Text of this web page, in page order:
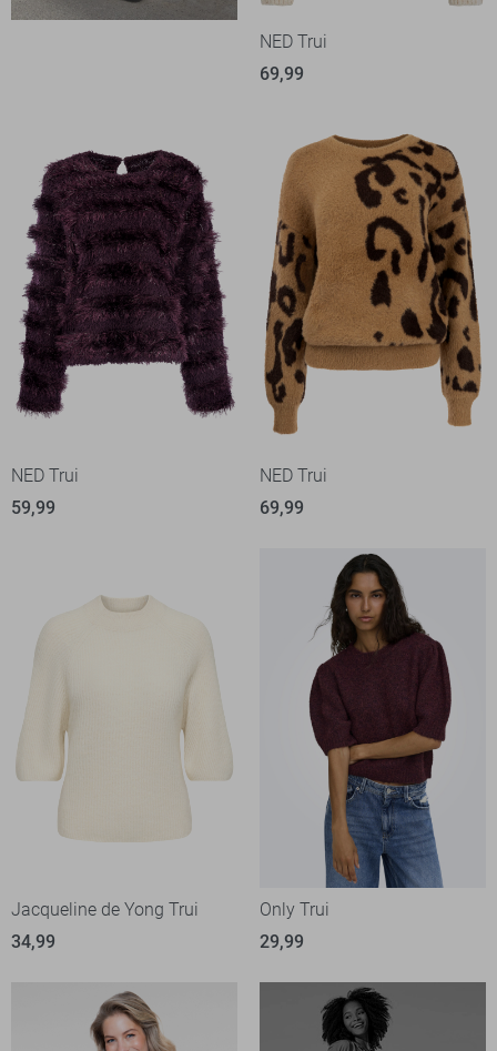
NED Trui
69,99
NED Trui
59,99
NED Trui
69,99
Jacqueline de Yong Trui
34,99
Only Trui
29,99